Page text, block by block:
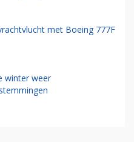
met Boeing 777F
winter weer